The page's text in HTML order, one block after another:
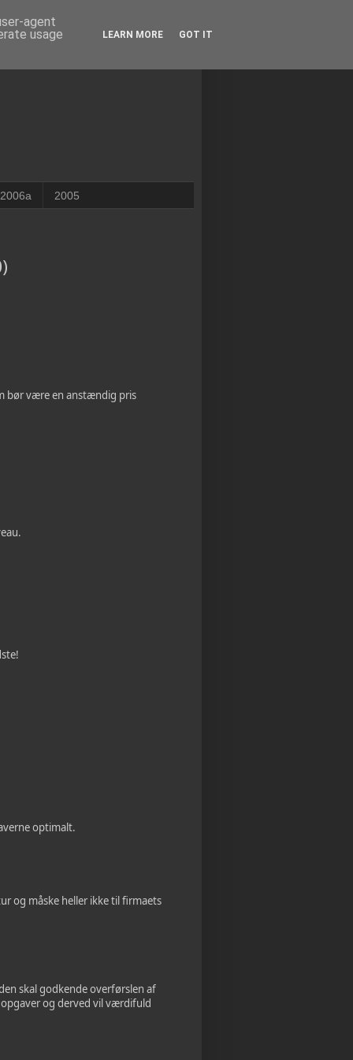
2006a 2005
bør være en anstændig pris
optimalt.
og måske heller ikke til firmaets
skal godkende overførslen af
og derved vil værdifuld
agent
usage
LEARN MORE GOT IT